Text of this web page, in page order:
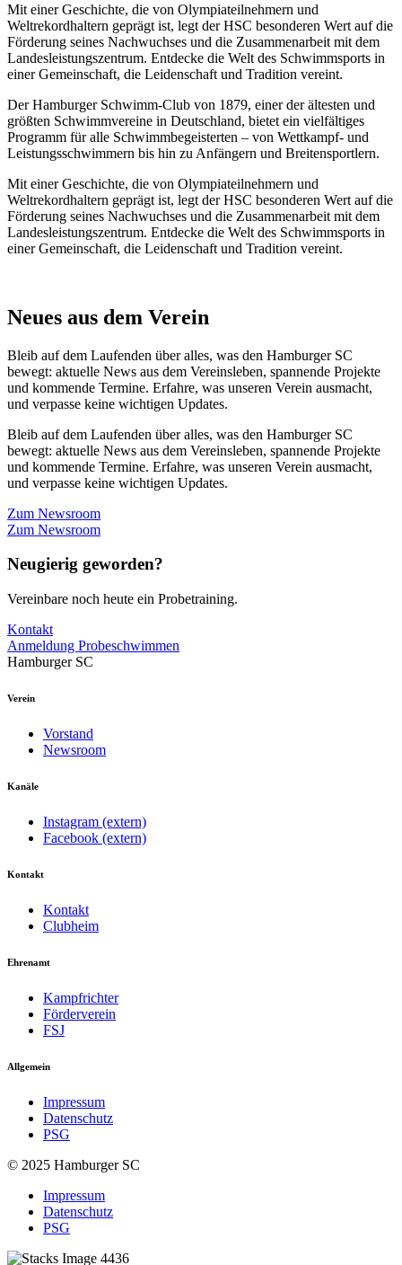
Mit einer Geschichte, die von Olympiateilnehmern und
Weltrekordhaltern geprägt ist, legt der HSC besonderen Wert auf die
Förderung seines Nachwuchses und die Zusammenarbeit mit dem
Landesleistungszentrum. Entdecke die Welt des Schwimmsports in
einer Gemeinschaft, die Leidenschaft und Tradition vereint.
Der Hamburger Schwimm-Club von 1879, einer der ältesten und
größten Schwimmvereine in Deutschland, bietet ein vielfältiges
Programm für alle Schwimmbegeisterten – von Wettkampf- und
Leistungsschwimmern bis hin zu Anfängern und Breitensportlern.
Mit einer Geschichte, die von Olympiateilnehmern und
Weltrekordhaltern geprägt ist, legt der HSC besonderen Wert auf die
Förderung seines Nachwuchses und die Zusammenarbeit mit dem
Landesleistungszentrum. Entdecke die Welt des Schwimmsports in
einer Gemeinschaft, die Leidenschaft und Tradition vereint.
Neues aus dem Verein
Bleib auf dem Laufenden über alles, was den Hamburger SC
bewegt: aktuelle News aus dem Vereinsleben, spannende Projekte
und kommende Termine. Erfahre, was unseren Verein ausmacht,
und verpasse keine wichtigen Updates.
Bleib auf dem Laufenden über alles, was den Hamburger SC
bewegt: aktuelle News aus dem Vereinsleben, spannende Projekte
und kommende Termine. Erfahre, was unseren Verein ausmacht,
und verpasse keine wichtigen Updates.
Zum Newsroom
Zum Newsroom
Neugierig geworden?
Vereinbare noch heute ein Probetraining.
Kontakt
Anmeldung Probeschwimmen
Hamburger SC
Verein
Vorstand
Newsroom
Kanäle
Instagram (extern)
Facebook (extern)
Kontakt
Kontakt
Clubheim
Ehrenamt
Kampfrichter
Förderverein
FSJ
Allgemein
Impressum
Datenschutz
PSG
© 2025 Hamburger SC
Impressum
Datenschutz
PSG